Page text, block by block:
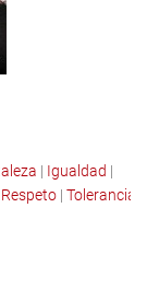
| Igualdad |
Respeto| Tolerancia